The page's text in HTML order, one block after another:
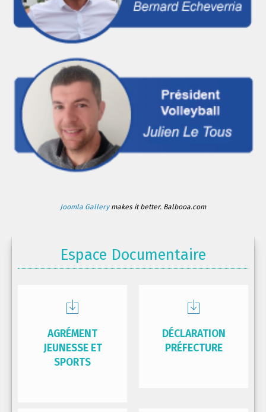
Joomla Gallerymakes it better. Balbooa.com
Espace Documentaire
AGRÉMENT
JEUNESSE ET
SPORTS
DÉCLARATION
PRÉFECTURE